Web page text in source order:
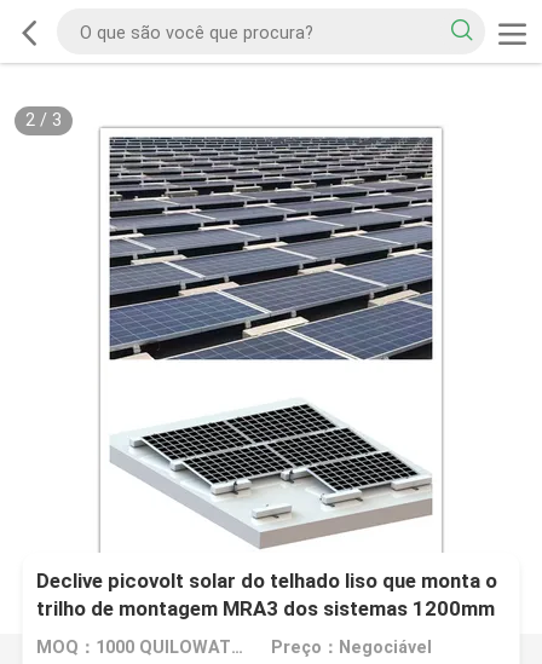
2/ 3
Declive picovolt solar do telhado liso que monta o
trilho de montagem MRA3 dos sistemas 1200mm
picovolt
MOQ：1000 QUILOWATTS Preço：Negociável